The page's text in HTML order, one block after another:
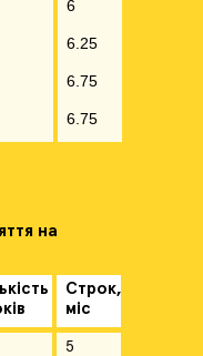
6
6.25
6.75
6.75
на
Строк,
міс
5